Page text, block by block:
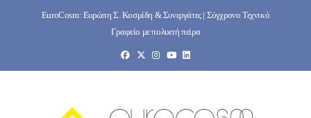
EuroCosm: Ευρώπη Σ. Κοσμίδη & Συνεργάτες | Σύγχρονο Τεχνικό
Γραφείο με πολυετή πείρα